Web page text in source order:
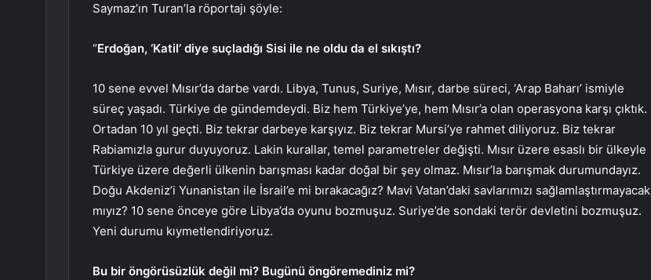
Saymaz’ın Turan’la röportajı şöyle:
“Erdoğan, ‘Katil’ diye suçladığı Sisi ile ne oldu da el sıkıştı?
10 sene evvel Mısır’da darbe vardı. Libya, Tunus, Suriye, Mısır, darbe süreci, ‘Arap Baharı’ ismiyle
süreç yaşadı. Türkiye de gündemdeydi. Biz hem Türkiye’ye, hem Mısır’a olan operasyona karşı çıktık.
Ortadan 10 yıl geçti. Biz tekrar darbeye karşıyız. Biz tekrar Mursi’ye rahmet diliyoruz. Biz tekrar
Rabiamızla gurur duyuyoruz. Lakin kurallar, temel parametreler değişti. Mısır üzere esaslı bir ülkeyle
Türkiye üzere değerli ülkenin barışması kadar doğal bir şey olmaz. Mısır’la barışmak durumundayız.
Doğu Akdeniz’i Yunanistan ile İsrail’e mi bırakacağız? Mavi Vatan’daki savlarımızı sağlamlaştırmayacak
mıyız? 10 sene önceye göre Libya’da oyunu bozmuşuz. Suriye’de sondaki terör devletini bozmuşuz.
Yeni durumu kıymetlendiriyoruz.
Bu bir öngörüsüzlük değil mi? Bugünü öngöremediniz mi?